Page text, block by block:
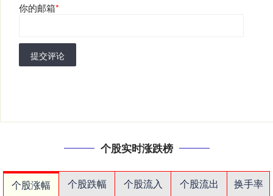
你的邮箱*
提交评论
个股实时涨跌榜
个股涨幅 个股跌幅 个股流入 个股流出
换手率